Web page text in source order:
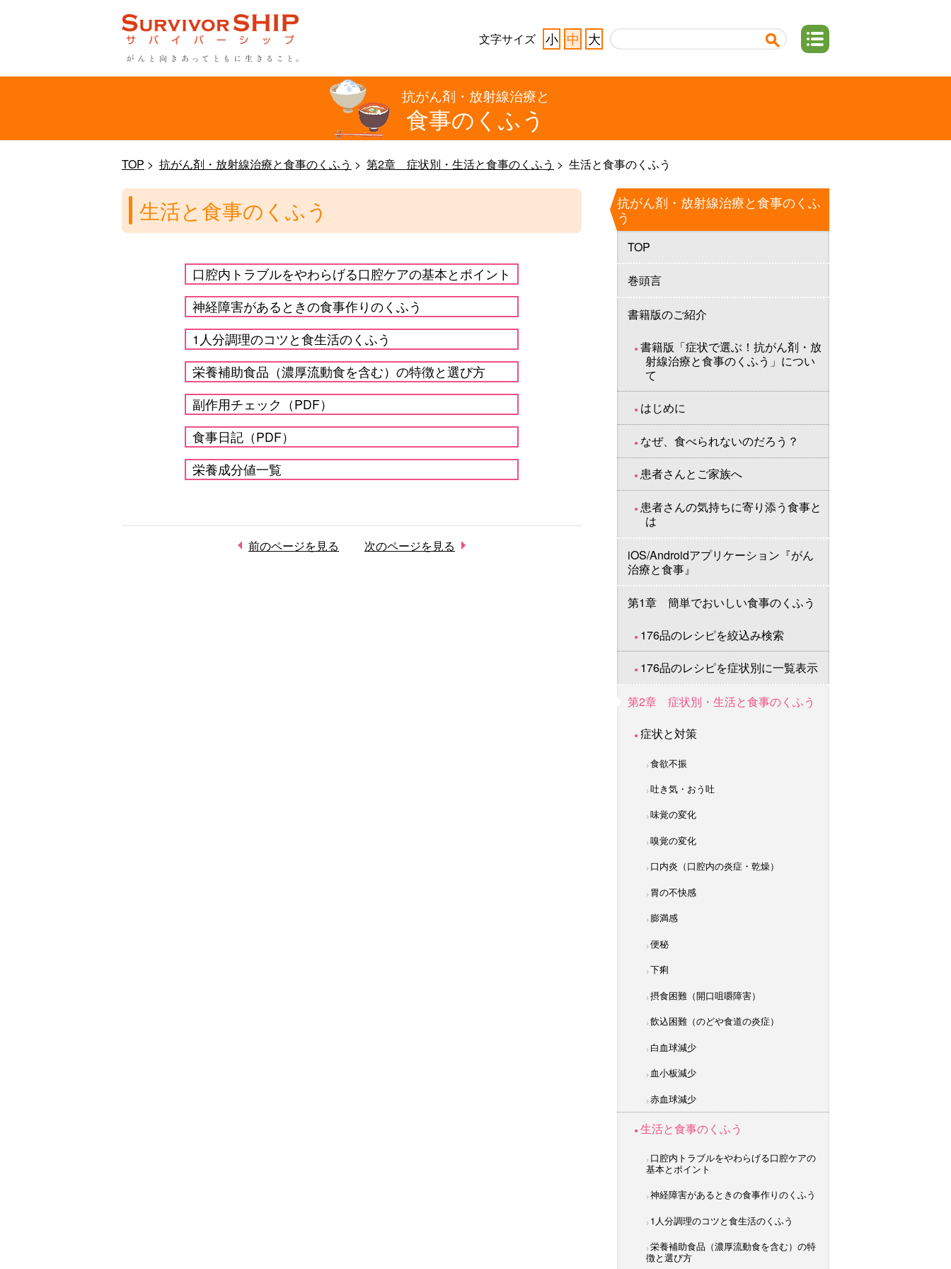
文字サイズ 小 中 大
抗がん剤・放射線治療と
食事のくふう
TOP 抗がん剤・放射線治療と食事のくふう 第2章 症状別・生活と食事のくふう 生活と食事のくふう
生活と食事のくふう
口腔内トラブルをやわらげる口腔ケアの基本とポイント
神経障害があるときの食事作りのくふう
1人分調理のコツと食生活のくふう
栄養補助食品（濃厚流動食を含む）の特徴と選び方
副作用チェック（PDF）
食事日記（PDF）
栄養成分値一覧
前のページを見る 次のページを見る
抗がん剤・放射線治療と食事のくふ
う
TOP
巻頭言
書籍版のご紹介
書籍版「症状で選ぶ！抗がん剤・放
射線治療と食事のくふう」につい
て
はじめに
なぜ、食べられないのだろう？
患者さんとご家族へ
患者さんの気持ちに寄り添う食事と
は
iOS/Androidアプリケーション『がん
治療と食事』
第1章 簡単でおいしい食事のくふう
176品のレシピを絞込み検索
176品のレシピを症状別に一覧表示
第2章 症状別・生活と食事のくふう
症状と対策
食欲不振
吐き気・おう吐
味覚の変化
嗅覚の変化
口内炎（口腔内の炎症・乾燥）
胃の不快感
膨満感
便秘
下痢
摂食困難（開口咀嚼障害）
飲込困難（のどや食道の炎症）
白血球減少
血小板減少
赤血球減少
生活と食事のくふう
口腔内トラブルをやわらげる口腔ケアの
基本とポイント
神経障害があるときの食事作りのくふう
1人分調理のコツと食生活のくふう
栄養補助食品（濃厚流動食を含む）の特
徴と選び方